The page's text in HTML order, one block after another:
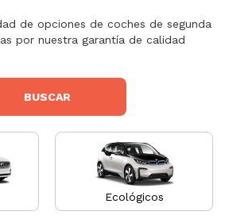
de opciones de coches de segunda
por nuestra garantía de calidad
BUSCAR
Ecológicos